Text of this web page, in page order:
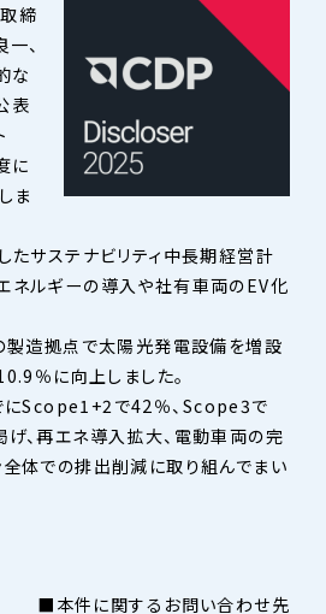
締
、
な
表
に
ま
サステナビリティ中長期経営計
ネルギーの導入や社有車両のEV化
製造拠点で太陽光発電設備を増設
％に向上しました。
にScope1+2で42％、Scope3で
、再エネ導入拡大、電動車両の完
全体での排出削減に取り組んでまい
■本件に関するお問い合わせ先